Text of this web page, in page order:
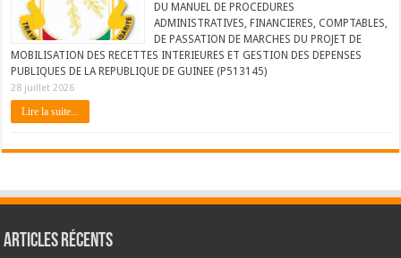
DU MANUEL DE PROCEDURES
ADMINISTRATIVES, FINANCIERES, COMPTABLES,
DE PASSATION DE MARCHES DU PROJET DE
MOBILISATION DES RECETTES INTERIEURES ET GESTION DES DEPENSES
PUBLIQUES DE LA REPUBLIQUE DE GUINEE (P513145)
28 juillet 2026
Lire la suite...
Articles récents